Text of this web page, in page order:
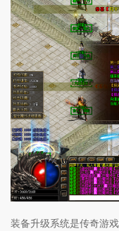
装备升级系统是传奇游